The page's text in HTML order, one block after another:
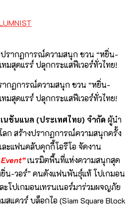
ากฏการณ์ความสนุก ชวน “หยิ่น-
มสุดแรร์ ปลุกกระแสฟีเวอร์ทั่วไทย!
ชันแนล (ประเทศไทย) จำกัด ผู้นำ
ลก สร้างปรากฏการณ์ความสนุกครั้ง
ละแฟนคลับคุกกี้โอรีโอ จัดงาน
เนรมิตพื้นที่แห่งความสนุกสุด
น-วอร์” คนดังแฟนพันธุ์แท้ โปเกมอน
ะโปเกมอนเทรนเนอร์มาร่วมผจญภัย
แควร์ บล็อกไอ (Siam Square Block